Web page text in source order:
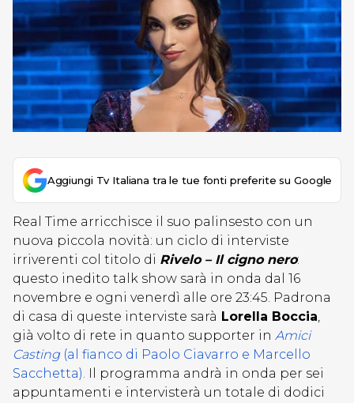
Aggiungi Tv Italiana tra le tue fonti preferite su Google
Real Time arricchisce il suo palinsesto con un
nuova piccola novità: un ciclo di interviste
irriverenti col titolo di Rivelo – Il cigno nero:
questo inedito talk show sarà in onda dal 16
novembre e ogni venerdì alle ore 23:45. Padrona
di casa di queste interviste sarà Lorella Boccia,
già volto di rete in quanto supporter in Amici
Casting(al fianco di Paolo Ciavarro e Marcello
Sacchetta). Il programma andrà in onda per sei
appuntamenti e intervisterà un totale di dodici